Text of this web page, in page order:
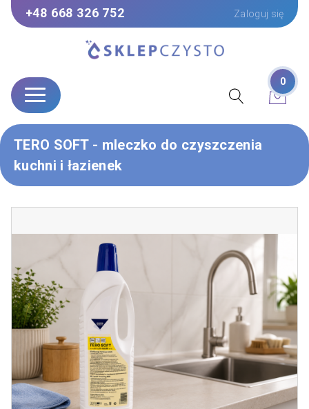
+48 668 326 752 Zaloguj się
0
TERO SOFT - mleczko do czyszczenia
kuchni i łazienek